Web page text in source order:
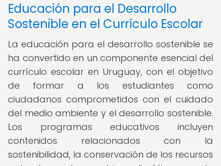
Educación para el Desarrollo
Sostenible en el Currículo Escolar
La educación para el desarrollo sostenible se
ha convertido en un componente esencial del
currículo escolar en Uruguay, con el objetivo
de formar a los estudiantes como
ciudadanos comprometidos con el cuidado
del medio ambiente y el desarrollo sostenible.
Los programas educativos incluyen
contenidos relacionados con la
sostenibilidad, la conservación de los recursos